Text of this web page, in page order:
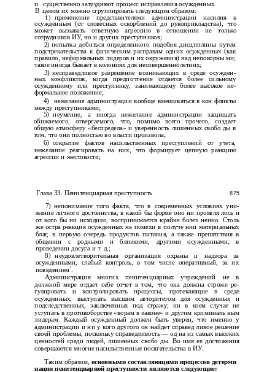
и
существенно затрудняют процесс исправления осужденных.
В целом их можно сгруппировать следующим образом:
1)
применение представителями администрации насилия к
осужденным (от словесных оскорблений до рукоприкладства), что
может вызывать ответную агрессию в отношении не только
сотрудников ИУ, но и других преступников;
2) попытка добиться определенного подобия дисциплины путем
подстрекательства к физическим расправам одних осужденных (как
правило, неформальных лидеров и их окружения) над непокорны­ ми;
такое иногда бывает в колониях для несовершеннолетних;
3) несправедливое разрешение возникающих в среде осужден­
ных конфликтов, когда предпочтение отдается более сильному
осужденному или преступнику, занимающему более высокое не­
формальное положение;
4) нежелание администрации вообще вмешиваться в кон­ фликты
между преступниками;
5) неумение, а иногда нежелание администрации защищать
обижаемого, отвергаемого, что, помимо всего прочего, создает
общую атмосферу «беспредела» и уверенность лишенных свобо­ ды в
том, что они полностью во власти произвола;
6) сокрытие фактов насильственных преступлений от учета,
нежелание реагировать на них, что формирует цепную реакцию
агрессии и жестокости;
Глава 33. Пенитенциарная преступность 875
7) непонимание того факта, что в современных условиях уни­
жение личного достоинства, в какой бы форме оно ни проявля­ лось и
от кого бы ни исходило, воспринимается крайне болез­ ненно. Столь
же остра реакция осужденных на помехи в получе­ нии материальных
благ, в первую очередь продуктов питания, а также препятствия в
общении с родными и близкими, другими осужденными, в
проведении досуга и т. д.;
8) неудовлетворительная организация охраны и надзора за
осужденными, слабый контроль, в том числе оперативный, за их
поведением1 .
Администрация многих пенитенциарных учреждений не в
должной мере отдает себе отчет в том, что она должна строже ре­
гулировать и контролировать процессы, протекающие в среде
осужденных; выступать высшим авторитетом для осужденных и
подследственных, заключенных под стражу; ни в коем случае не
уступать в противоборстве «ворам в законе» и другим криминаль­ ным
лидерам. Каждый осужденный должен быть уверен, что именно у
администрации и ни у кого другого он найдет справед­ ливое решение
своей проблемы, поскольку справедливость — од­ на из самых высоких
ценностей среди людей, лишенных свобо­ ды. Во имя ее достижения
совершаются многие насильственные посягательства в ИУ.
Таким образом, основными составляющими процессов детерми­
нации пенитенциарной преступности являются следующие: